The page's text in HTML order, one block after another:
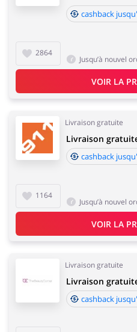
2864
cashback
Jusqu’à nouvel
VOIR LA
Livraison gratuite
1164
Livraison
cashback
Jusqu’à nouvel
VOIR LA
Livraison gratuite
Livraison
cashback